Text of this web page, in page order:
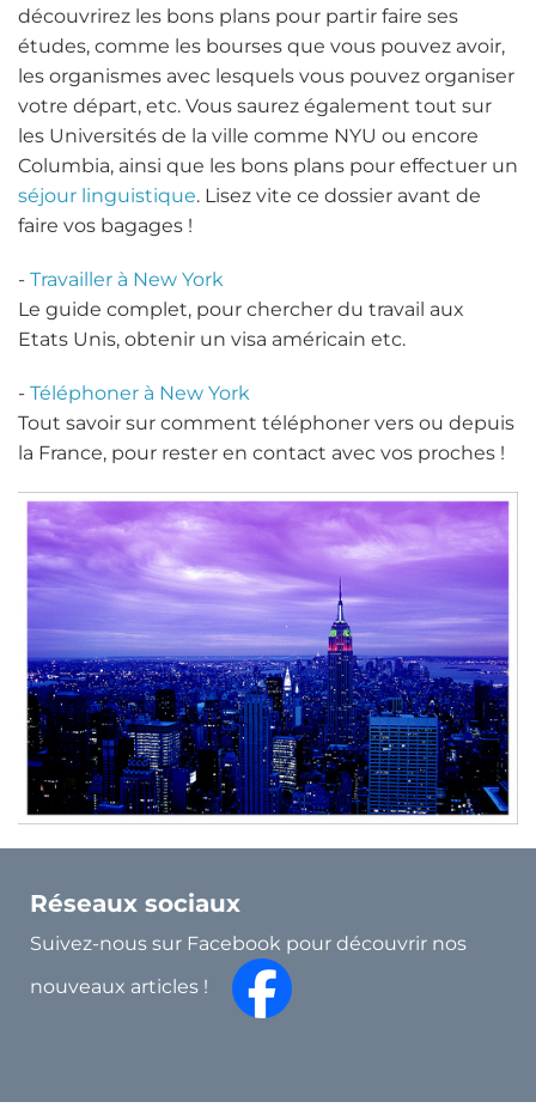
découvrirez les bons plans pour partir faire ses
études, comme les bourses que vous pouvez avoir,
les organismes avec lesquels vous pouvez organiser
votre départ, etc. Vous saurez également tout sur
les Universités de la ville comme NYU ou encore
Columbia, ainsi que les bons plans pour effectuer un
séjour linguistique. Lisez vite ce dossier avant de
faire vos bagages !
- Travailler à New York
Le guide complet, pour chercher du travail aux
Etats Unis, obtenir un visa américain etc.
- Téléphoner à New York
Tout savoir sur comment téléphoner vers ou depuis
la France, pour rester en contact avec vos proches !
Réseaux sociaux
Suivez-nous sur Facebook pour découvrir nos
nouveaux articles !